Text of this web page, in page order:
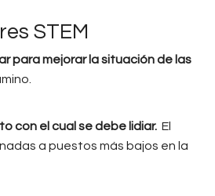
STEM
para mejorar la situación de las
con el cual se debe lidiar. El
a puestos más bajos en la